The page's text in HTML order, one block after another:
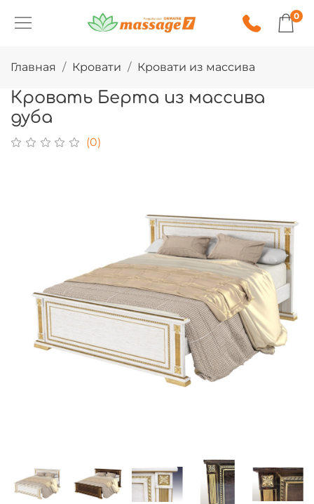
0
Главная Кровати Кровати из массива
Кровать Берта из массива
дуба
(0)